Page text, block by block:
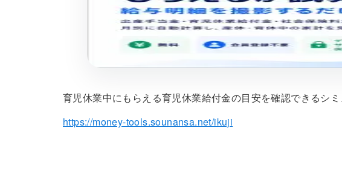
育児休業中にもらえる育児休業給付金の目安を確認できるシ
https://money-tools.sounansa.net/ikuji